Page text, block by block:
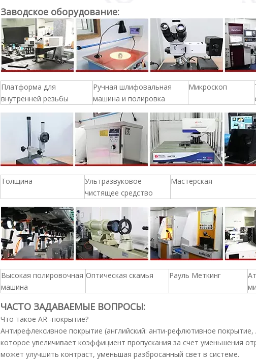
Заводское оборудование:
Платформа для
внутренней резьбы
Ручная шлифовальная
машина и полировка
Микроскоп
Толщина
Ультразвуковое
чистящее средство
Мастерская
Высокая полировочная
машина
Оптическая скамья Рауль Меткинг
ЧАСТО ЗАДАВАЕМЫЕ ВОПРОСЫ:
Что такое AR -покрытие?
Антирефлексивное покрытие (английский: анти-рефлютивное
которое увеличивает коэффициент пропускания за счет уменьшения
может улучшить контраст, уменьшая разбросанный свет в системе.